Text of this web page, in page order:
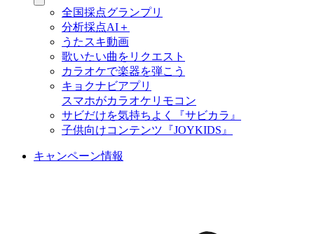
全国採点グランプリ
分析採点AI＋
うたスキ動画
歌いたい曲をリクエスト
カラオケで楽器を弾こう
キョクナビアプリ
スマホがカラオケリモコン
サビだけを気持ちよく『サビカラ』
子供向けコンテンツ『JOYKIDS』
キャンペーン情報